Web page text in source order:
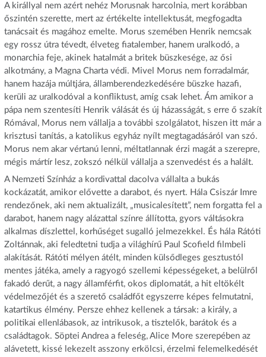
A királlyal nem azért nehéz Morusnak harcolnia, mert korábban
őszintén szerette, mert az értékelte intellektusát, megfogadta
tanácsait és magához emelte. Morus szemében Henrik nemcsak
egy rossz útra tévedt, élveteg fiatalember, hanem uralkodó, a
monarchia feje, akinek hatalmát a britek büszkesége, az ősi
alkotmány, a Magna Charta védi. Mivel Morus nem forradalmár,
hanem hazája múltjára, államberendezkedésére büszke hazafi,
kerüli az uralkodóval a konfliktust, amíg csak lehet. Ám amikor a
pápa nem szentesíti Henrik válását és új házasságát, s erre ő szakít
Rómával, Morus nem vállalja a további szolgálatot, hiszen itt már a
krisztusi tanítás, a katolikus egyház nyílt megtagadásáról van szó.
Morus nem akar vértanú lenni, méltatlannak érzi magát a szerepre,
mégis mártír lesz, zokszó nélkül vállalja a szenvedést és a halált.
A Nemzeti Színház a kordivattal dacolva vállalta a bukás
kockázatát, amikor elővette a darabot, és nyert. Hála Csiszár Imre
rendezőnek, aki nem aktualizált, „musicalesített”, nem forgatta fel a
darabot, hanem nagy alázattal színre állította, gyors váltásokra
alkalmas díszlettel, korhűséget sugalló jelmezekkel. És hála Rátóti
Zoltánnak, aki feledtetni tudja a világhírű Paul Scofield filmbeli
alakítását. Rátóti mélyen átélt, minden külsődleges gesztustól
mentes játéka, amely a ragyogó szellemi képességeket, a belülről
fakadó derűt, a nagy államférfit, okos diplomatát, a hit eltökélt
védelmezőjét és a szerető családfőt egyszerre képes felmutatni,
katartikus élmény. Persze ehhez kellenek a társak: a király, a
politikai ellenlábasok, az intrikusok, a tisztelők, barátok és a
családtagok. Söptei Andrea a feleség, Alice More szerepében az
alávetett, kissé lekezelt asszony erkölcsi, érzelmi felemelkedését